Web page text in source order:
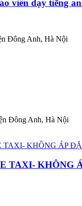
viên dạy tiếng
Đông Anh, Hà Nội
Đông Anh, Hà Nội
TAXI- KHÔNG